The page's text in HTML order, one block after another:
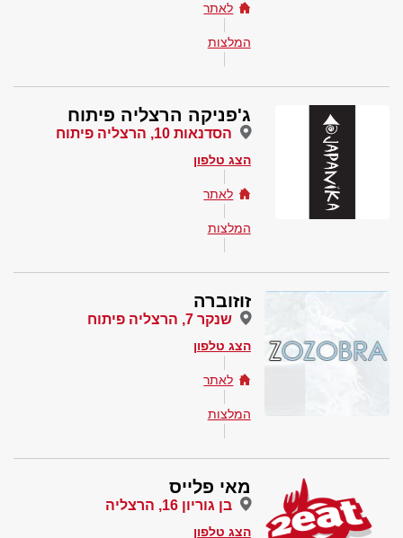
לאתר
המלצות
ג'פניקה הרצליה פיתוח
הסדנאות 10, הרצליה פיתוח
הצג טלפון
לאתר
המלצות
זוזוברה
שנקר 7, הרצליה פיתוח
הצג טלפון
לאתר
המלצות
מאי פלייס
בן גוריון 16, הרצליה
הצג טלפון